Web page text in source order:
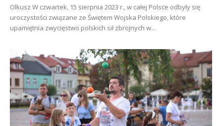
Olkusz W czwartek, 15 sierpnia 2023 r., w całej Polsce odbyły się
uroczystości związane ze Świętem Wojska Polskiego, które
upamiętnia zwycięstwo polskich sił zbrojnych w...